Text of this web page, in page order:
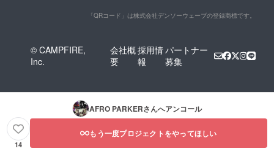
「QRコード」は株式会社デンソーウェーブの登録商標です。
© CAMPFIRE,
Inc.
会社概
要
採用情
報
パートナー
募集
AFRO PARKERさんへアンコール
14
もう一度プロジェクトをやってほしい